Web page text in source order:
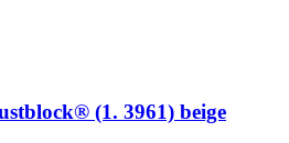
(1. 3961) beige